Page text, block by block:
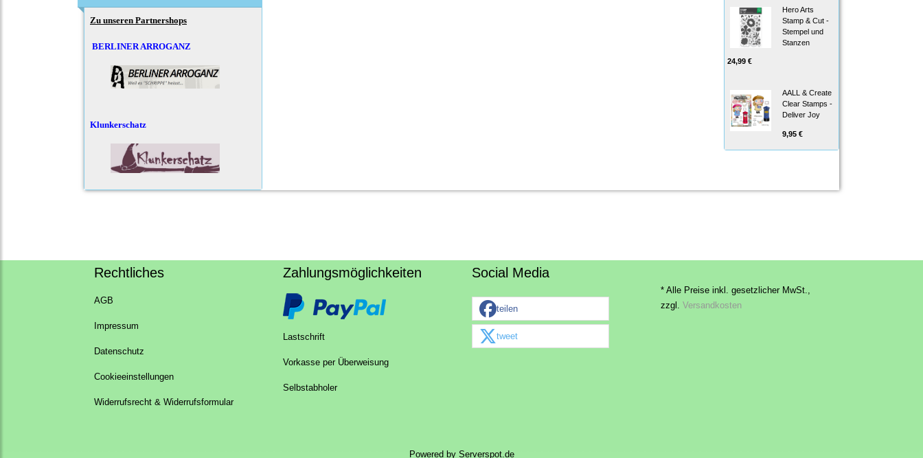
Zu unseren Partnershops
BERLINER ARROGANZ
Klunkerschatz
Hero Arts
Stamp & Cut -
Stempel und
Stanzen
24,99 €
AALL & Create
Clear Stamps -
Deliver Joy
9,95 €
Rechtliches
AGB
Impressum
Datenschutz
Cookieeinstellungen
Widerrufsrecht & Widerrufsformular
Zahlungsmöglichkeiten
Lastschrift
Vorkasse per Überweisung
Selbstabholer
Social Media
teilen
tweet
* Alle Preise inkl. gesetzlicher MwSt.,
zzgl. Versandkosten
Powered by Serverspot.de